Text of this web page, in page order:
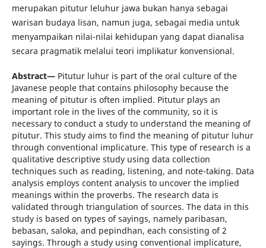
merupakan pitutur leluhur jawa bukan hanya sebagai
warisan budaya lisan, namun juga, sebagai media untuk
menyampaikan nilai-nilai kehidupan yang dapat dianalisa
secara pragmatik melalui teori implikatur konvensional.
Abstract—Pitutur luhur is part of the oral culture of the
Javanese people that contains philosophy because the
meaning of pitutur is often implied. Pitutur plays an
important role in the lives of the community, so it is
necessary to conduct a study to understand the meaning of
pitutur. This study aims to find the meaning of pitutur luhur
through conventional implicature. This type of research is a
qualitative descriptive study using data collection
techniques such as reading, listening, and note-taking. Data
analysis employs content analysis to uncover the implied
meanings within the proverbs. The research data is
validated through triangulation of sources. The data in this
study is based on types of sayings, namely paribasan,
bebasan, saloka, and pepindhan, each consisting of 2
sayings. Through a study using conventional implicature,